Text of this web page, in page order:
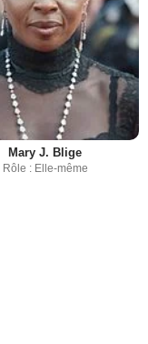
Mary J. Blige
Rôle : Elle-même